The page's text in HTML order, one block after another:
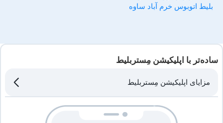
بلیط اتوبوس خرم آباد ساوه
ساده‌تر با اپلیکیشن مِستربلیط
مزایای اپلیکیشن مِستربلیط